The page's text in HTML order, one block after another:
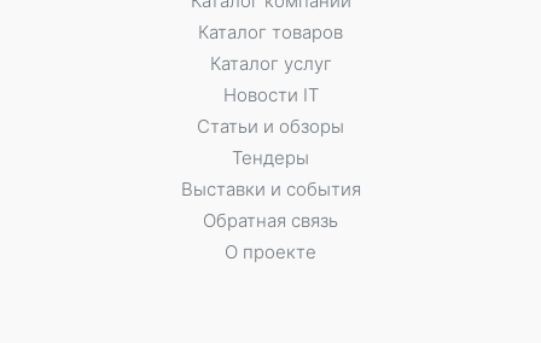
Каталог товаров
Каталог услуг
Новости IT
Статьи и обзоры
Тендеры
Выставки и события
Обратная связь
О проекте